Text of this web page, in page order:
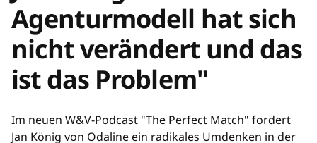
Agenturmodell hat sich
nicht verändert und das
ist das Problem"
Im neuen W&V-Podcast "The Perfect Match" fordert
Jan König von Odaline ein radikales Umdenken in der